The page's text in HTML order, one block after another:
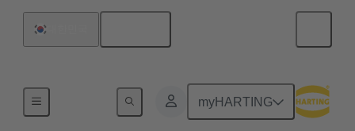
myHARTING
마더보드와 도터보드 연결